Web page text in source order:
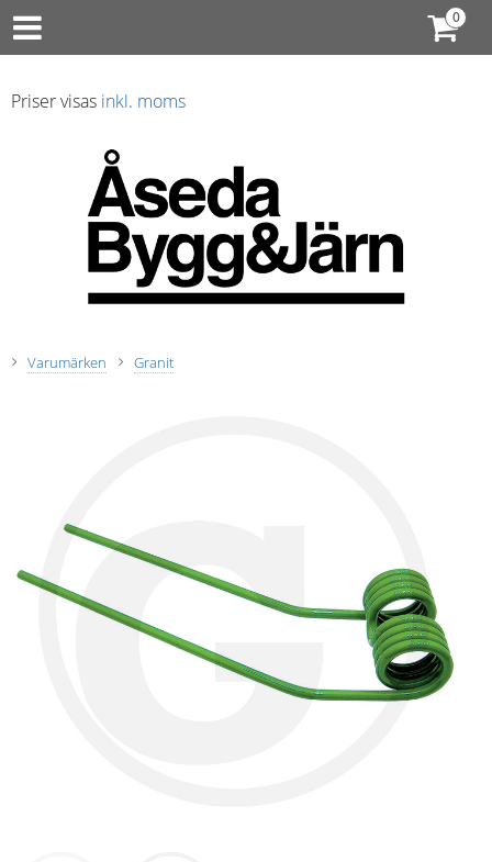
Priser visas inkl. moms
Varumärken Granit